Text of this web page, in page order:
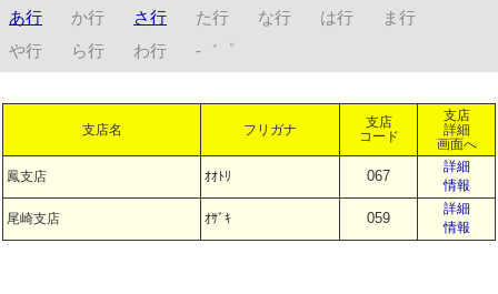
あ行 か行 さ行 た行 な行 は行
ま行
や行
ら行 わ行 -゛゜
支店名 フリガナ
支店
コード
支店
詳細
画面へ
鳳支店 ｵｵﾄﾘ 067
詳細
情報
尾崎支店 ｵｻﾞｷ 059
詳細
情報